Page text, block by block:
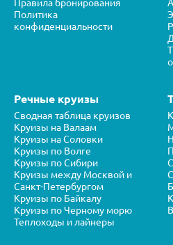
Правила бронирования
Политика
конфиденциальности
Речные круизы
Сводная таблица круизов
Круизы на Валаам
Круизы на Соловки
Круизы по Волге
Круизы по Сибири
Круизы между Москвой и
Санкт-Петербургом
Круизы по Байкалу
Круизы по Черному морю
Теплоходы и лайнеры